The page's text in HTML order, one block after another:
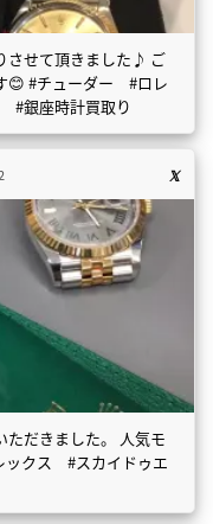
させて頂きました♪ ご
😊 #チューダー #ロレ
#銀座時計買取り
だきました。 人気モ
ックス #スカイドゥエ